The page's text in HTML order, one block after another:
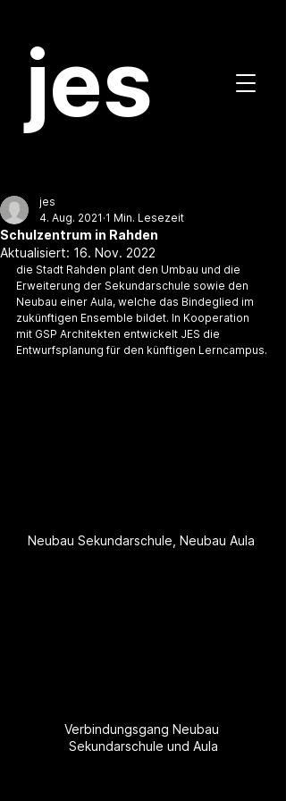
jes
Schulzentrum in Rahden
jes
4. Aug. 2021 1 Min. Lesezeit
Aktualisiert: 16. Nov. 2022
die Stadt Rahden plant den Umbau und die
Erweiterung der Sekundarschule sowie den
Neubau einer Aula, welche das Bindeglied im
zukünftigen Ensemble bildet. In Kooperation
mit GSP Architekten entwickelt JES die
Entwurfsplanung für den künftigen Lerncampus.
Neubau Sekundarschule, Neubau Aula
Verbindungsgang Neubau
Sekundarschule und Aula